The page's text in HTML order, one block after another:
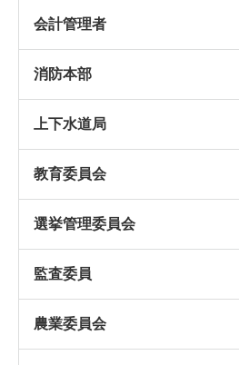
会計管理者
消防本部
上下水道局
教育委員会
選挙管理委員会
監査委員
農業委員会